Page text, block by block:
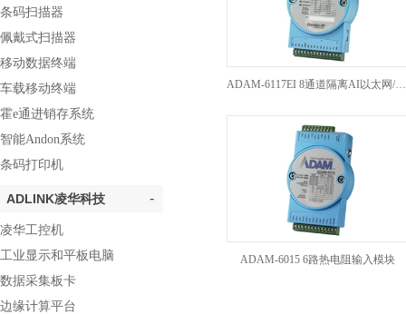
条码扫描器
佩戴式扫描器
移动数据终端
车载移动终端
霍e通进销存系统
智能Andon系统
条码打印机
ADLINK凌华科技 -
凌华工控机
工业显示和平板电脑
数据采集板卡
边缘计算平台
ADAM-6117EI 8通道隔离AI以太网/IP模块
ADAM-6015 6路热电阻输入模块